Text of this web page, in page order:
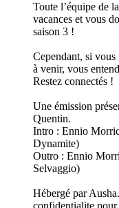
Toute l’équipe de
vacances et vous
saison 3 !
Cependant, si vous
à venir, vous
Restez connectés !
Une émission
Quentin.
Intro : Ennio
Dynamite)
Outro : Ennio
Selvaggio)
Hébergé par